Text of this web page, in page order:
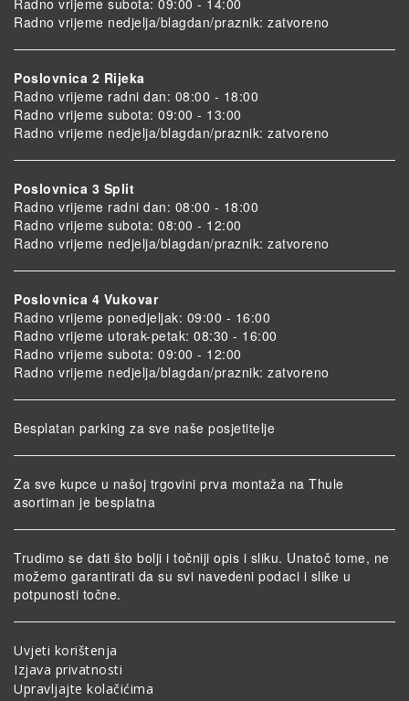
Radno vrijeme subota: 09:00 - 14:00
Radno vrijeme nedjelja/blagdan/praznik: zatvoreno
Poslovnica 2 Rijeka
Radno vrijeme radni dan: 08:00 - 18:00
Radno vrijeme subota: 09:00 - 13:00
Radno vrijeme nedjelja/blagdan/praznik: zatvoreno
Poslovnica 3 Split
Radno vrijeme radni dan: 08:00 - 18:00
Radno vrijeme subota: 08:00 - 12:00
Radno vrijeme nedjelja/blagdan/praznik: zatvoreno
Poslovnica 4 Vukovar
Radno vrijeme ponedjeljak: 09:00 - 16:00
Radno vrijeme utorak-petak: 08:30 - 16:00
Radno vrijeme subota: 09:00 - 12:00
Radno vrijeme nedjelja/blagdan/praznik: zatvoreno
Besplatan parking za sve naše posjetitelje
Za sve kupce u našoj trgovini prva montaža na Thule
asortiman je besplatna
Trudimo se dati što bolji i točniji opis i sliku. Unatoč tome, ne
možemo garantirati da su svi navedeni podaci i slike u
potpunosti točne.
Uvjeti korištenja
Izjava privatnosti
Upravljajte kolačićima